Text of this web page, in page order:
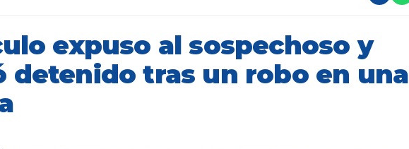
expuso al sospechoso y
detenido tras un robo en una